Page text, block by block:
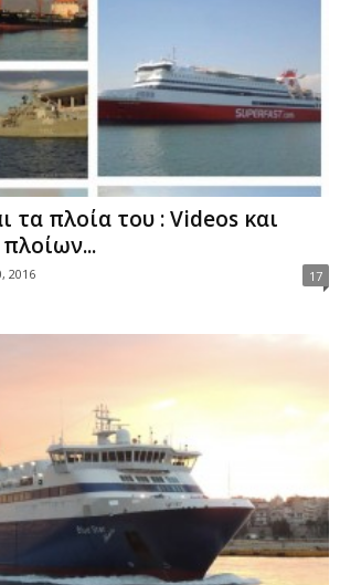
τα πλοία του : Videos και
2016 17